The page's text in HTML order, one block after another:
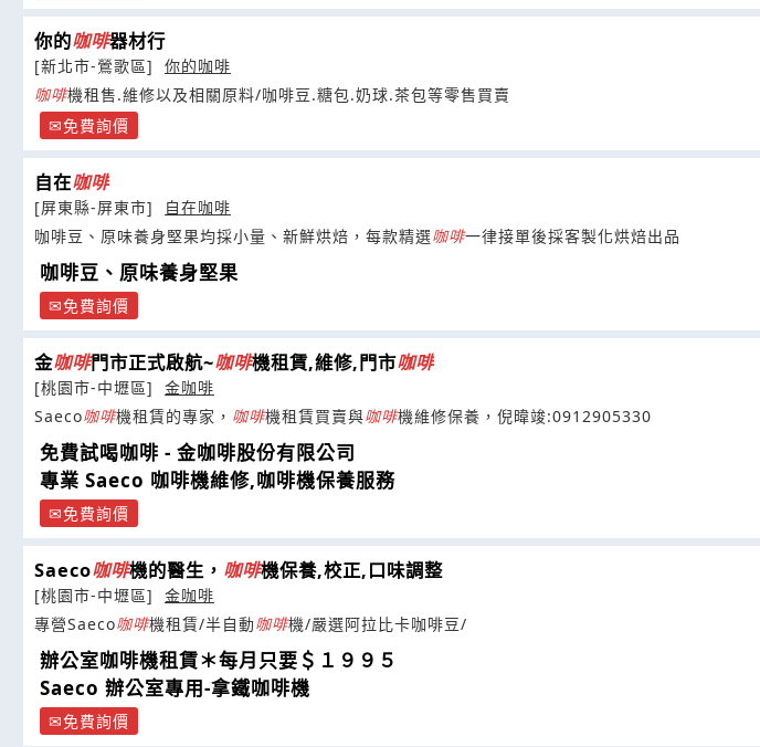
你的咖啡器材行
[新北市-鶯歌區]
你的咖啡
咖啡機租售.維修以及相關原料/咖啡豆.糖包.奶球.茶包等零售買賣
免費詢價
自在咖啡
[屏東縣-屏東市]
自在咖啡
咖啡豆、原味養身堅果均採小量、新鮮烘焙，每款精選咖啡一律接單後採客製化烘焙出品
咖啡豆、原味養身堅果
免費詢價
金咖啡門市正式啟航~咖啡機租賃,維修,門市咖啡
[桃園市-中壢區]
金咖啡
Saeco咖啡機租賃的專家， 咖啡機租賃買賣與咖啡機維修保養，倪暐竣:0912905330
免費試喝咖啡 - 金咖啡股份有限公司
專業 Saeco 咖啡機維修,咖啡機保養服務
免費詢價
Saeco咖啡機的醫生， 咖啡機保養,校正,口味調整
[桃園市-中壢區]
金咖啡
專營Saeco咖啡機租賃/半自動咖啡機/嚴選阿拉比卡咖啡豆/
辦公室咖啡機租賃＊每月只要＄１９９５
Saeco 辦公室專用-拿鐵咖啡機
免費詢價